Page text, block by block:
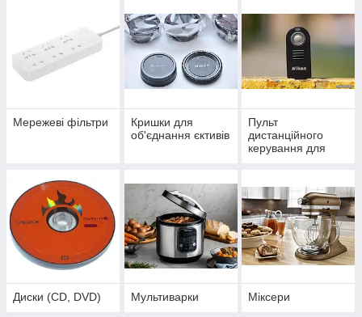
Мережеві фільтри
Кришки для
об'єднання єктивів
Пульт
дистанційного
керування для
Диски (CD, DVD) Мультиварки Міксери